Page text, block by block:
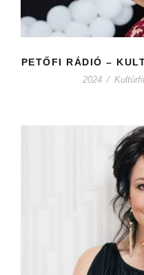
PETŐFI RÁDIÓ –
2024 /